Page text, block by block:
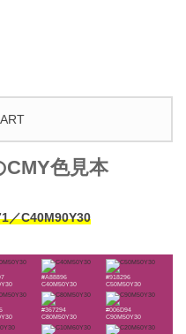
CMY色見本
／C40M90Y30
#A88896
C40M50Y30
#918296
C50M50Y30
#367294
C80M50Y30
#006D94
C90M50Y30